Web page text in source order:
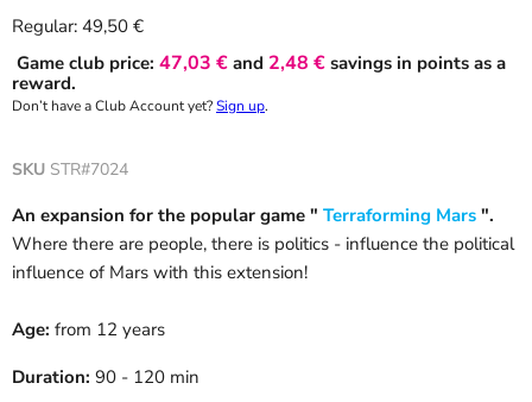
Regular: Current price
49,50 €
Game club price: 47,03 € and 2,48 € savings in points as a
reward.
Don’t have a Club Account yet?Sign up.
SKU STR#7024
An expansion for the popular game " Terraforming Mars ".
Where there are people, there is politics - influence the political
influence of Mars with this extension!
Age: from 12 years
Duration: 90 - 120 min